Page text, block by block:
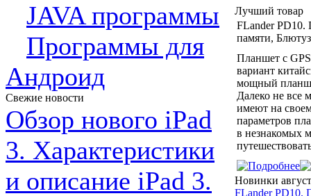
JAVA программы
Программы для
Андроид
Свежие новости
Обзор нового iPad
3. Характеристики
и описание iPad 3.
Лучший товар
FLander
памяти,
Планшет с
вариант
мощный
Далеко не все
имеют на
параметров
в незнакомых
Новинки
FLander PD10.